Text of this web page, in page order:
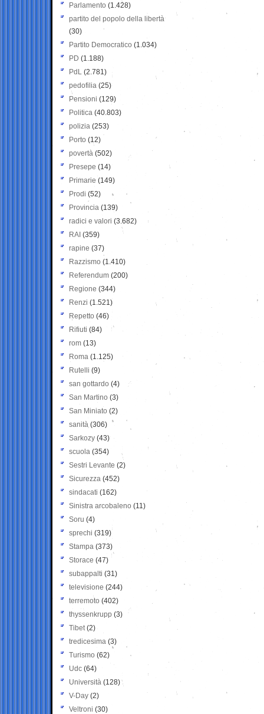
Parlamento (1.428)
partito del popolo della libertà
(30)
Partito Democratico (1.034)
PD (1.188)
PdL (2.781)
pedofilia (25)
Pensioni (129)
Politica (40.803)
polizia (253)
Porto (12)
povertà (502)
Presepe (14)
Primarie (149)
Prodi (52)
Provincia (139)
radici e valori (3.682)
RAI (359)
rapine (37)
Razzismo (1.410)
Referendum (200)
Regione (344)
Renzi (1.521)
Repetto (46)
Rifiuti (84)
rom (13)
Roma (1.125)
Rutelli (9)
san gottardo (4)
San Martino (3)
San Miniato (2)
sanità (306)
Sarkozy (43)
scuola (354)
Sestri Levante (2)
Sicurezza (452)
sindacati (162)
Sinistra arcobaleno (11)
Soru (4)
sprechi (319)
Stampa (373)
Storace (47)
subappalti (31)
televisione(244)
terremoto (402)
thyssenkrupp (3)
Tibet(2)
tredicesima (3)
Turismo (62)
Udc (64)
Università (128)
V-Day (2)
Veltroni (30)